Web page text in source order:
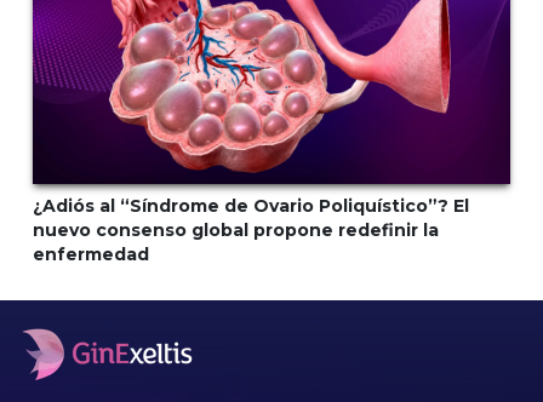
¿Adiós al “Síndrome de Ovario Poliquístico”? El
nuevo consenso global propone redefinir la
enfermedad